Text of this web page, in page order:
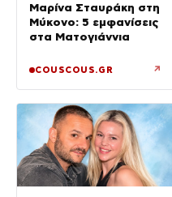
Μαρίνα Σταυράκη στη
Μύκονο: 5 εμφανίσεις
στα Ματογιάννια
COUSCOUS.GR ↗